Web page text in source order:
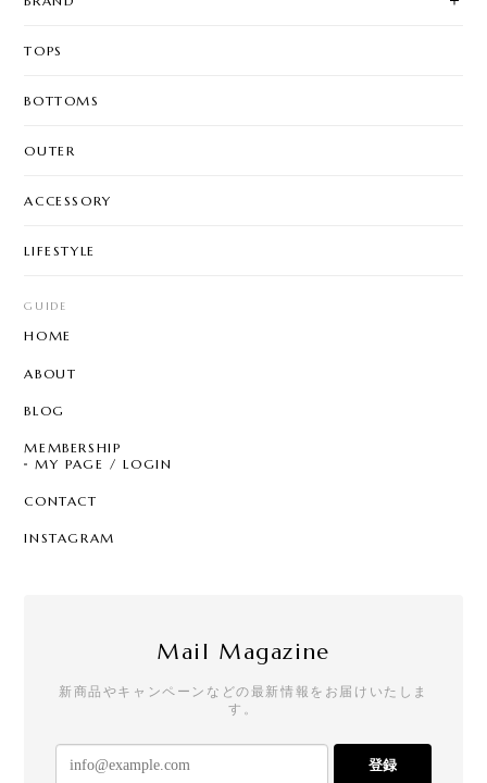
TOPS
BOTTOMS
OUTER
ACCESSORY
LIFESTYLE
GUIDE
HOME
ABOUT
BLOG
MEMBERSHIP
MY PAGE / LOGIN
CONTACT
INSTAGRAM
Mail Magazine
新商品やキャンペーンなどの最新情報をお届けいたしま
す。
登録